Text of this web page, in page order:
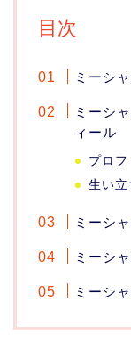
目次
ミーシ
ミーシ
ィール
プロ
生い立
ミーシ
ミーシ
ミーシ